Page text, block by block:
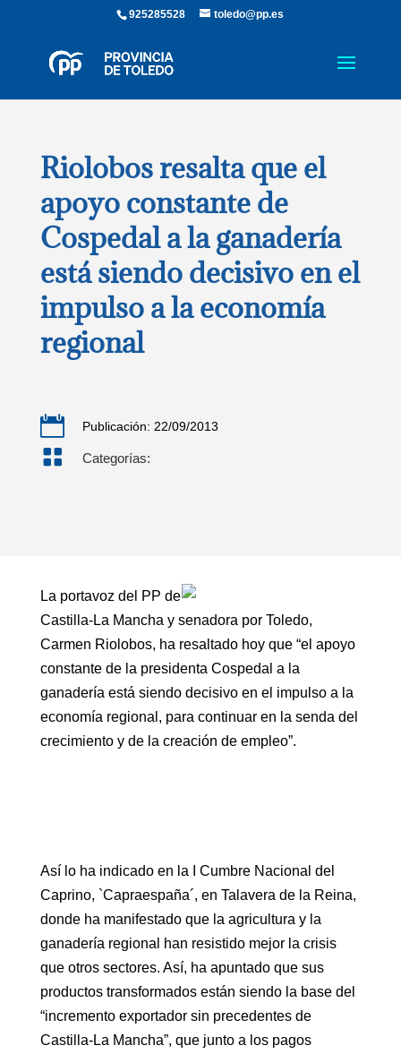
925285528 toledo@pp.es
Riolobos resalta que el
apoyo constante de
Cospedal a la ganadería
está siendo decisivo en el
impulso a la economía
regional
 Publicación: 22/09/2013
 Categorías:
La portavoz del PP de
Castilla-La Mancha y senadora por Toledo,
Carmen Riolobos, ha resaltado hoy que “el apoyo
constante de la presidenta Cospedal a la
ganadería está siendo decisivo en el impulso a la
economía regional, para continuar en la senda del
crecimiento y de la creación de empleo”.
Así lo ha indicado en la I Cumbre Nacional del
Caprino, `Capraespaña´, en Talavera de la Reina,
donde ha manifestado que la agricultura y la
ganadería regional han resistido mejor la crisis
que otros sectores. Así, ha apuntado que sus
productos transformados están siendo la base del
“incremento exportador sin precedentes de
Castilla-La Mancha”, que junto a los pagos